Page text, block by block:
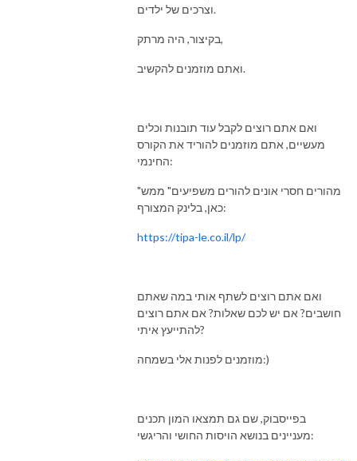
וצרכים של ילדים.
בקיצור, היה מרתק,
ואתם מוזמנים להקשיב.
ואם אתם רוצים לקבל עוד תובנות וכלים
מעשיים, אתם מוזמנים להוריד את הקורס
החינמי:
"מהורים חסרי אונים להורים משפיעים" ממש
כאן, בלינק המצורף:
https://tipa-le.co.il/lp/
ואם אתם רוצים לשתף אותי במה שאתם
חושבים? אם יש לכם שאלות? אם אתם רוצים
להתייעץ איתי?
מוזמנים לפנות אלי בשמחה:)
בפייסבוק, שם גם תמצאו המון תכנים
מעניינים בנושא הויסות החושי והריגשי: